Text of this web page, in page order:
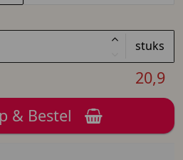
stuks
20,9
& Bestel